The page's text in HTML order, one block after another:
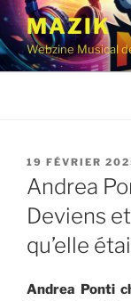
Aller
contenu
principal
MAZIK
Webzine Musical
PUBLIÉ
LE
19 FÉVRIER
Andrea
Deviens
qu’elle
Andrea Ponti